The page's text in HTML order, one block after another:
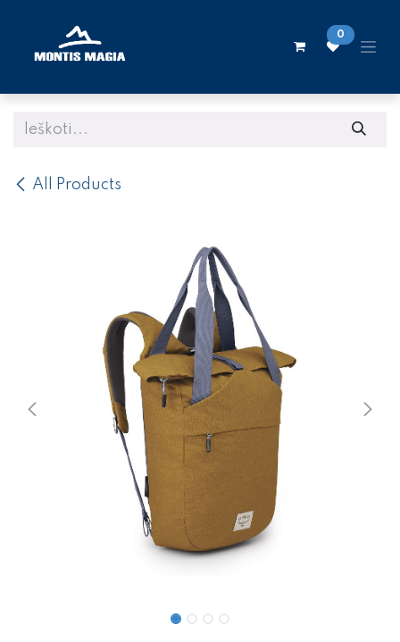
0
All Products